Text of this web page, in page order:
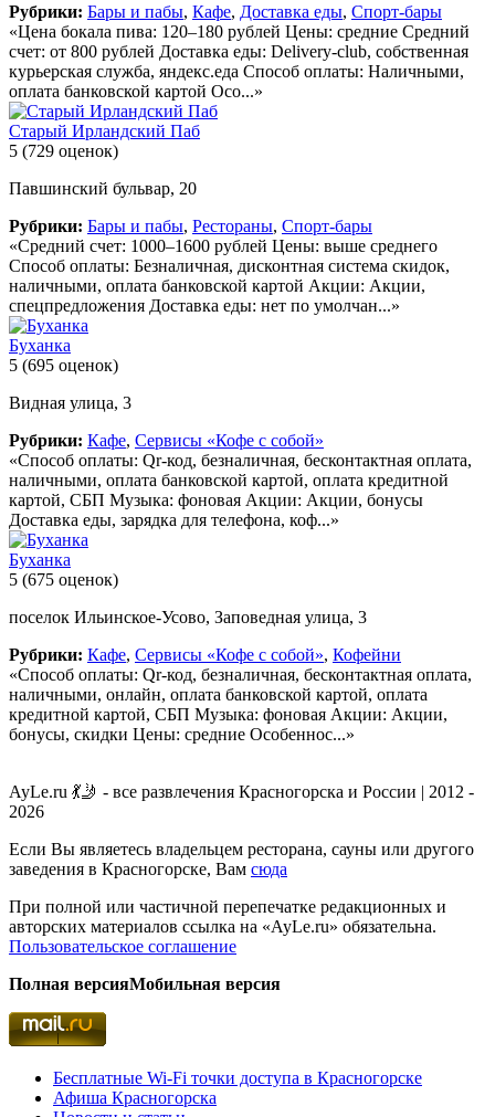
Рубрики: Бары и пабы, Кафе, Доставка еды, Спорт-бары
«Цена бокала пива: 120–180 рублей Цены: средние Средний
счет: от 800 рублей Доставка еды: Delivery-club, собственная
курьерская служба, яндекс.еда Способ оплаты: Наличными,
оплата банковской картой Осо...»
Старый Ирландский Паб
5 (729 оценок)
Павшинский бульвар, 20
Рубрики: Бары и пабы, Рестораны, Спорт-бары
«Средний счет: 1000–1600 рублей Цены: выше среднего
Способ оплаты: Безналичная, дисконтная система скидок,
наличными, оплата банковской картой Акции: Акции,
спецпредложения Доставка еды: нет по умолчан...»
Буханка
5 (695 оценок)
Видная улица, 3
Рубрики: Кафе, Сервисы «Кофе с собой»
«Способ оплаты: Qr-код, безналичная, бесконтактная оплата,
наличными, оплата банковской картой, оплата кредитной
картой, СБП Музыка: фоновая Акции: Акции, бонусы
Доставка еды, зарядка для телефона, коф...»
Буханка
5 (675 оценок)
поселок Ильинское-Усово, Заповедная улица, 3
Рубрики: Кафе, Сервисы «Кофе с собой», Кофейни
«Способ оплаты: Qr-код, безналичная, бесконтактная оплата,
наличными, онлайн, оплата банковской картой, оплата
кредитной картой, СБП Музыка: фоновая Акции: Акции,
бонусы, скидки Цены: средние Особеннос...»
AyLe.ru 💃🤳 - все развлечения Красногорска и России | 2012 -
2026
Если Вы являетесь владельцем ресторана, сауны или другого
заведения в Красногорске, Вам сюда
При полной или частичной перепечатке редакционных и
авторских материалов ссылка на «AyLe.ru» обязательна.
Пользовательское соглашение
Полная версияМобильная версия
Бесплатные Wi-Fi точки доступа в Красногорске
Афиша Красногорска